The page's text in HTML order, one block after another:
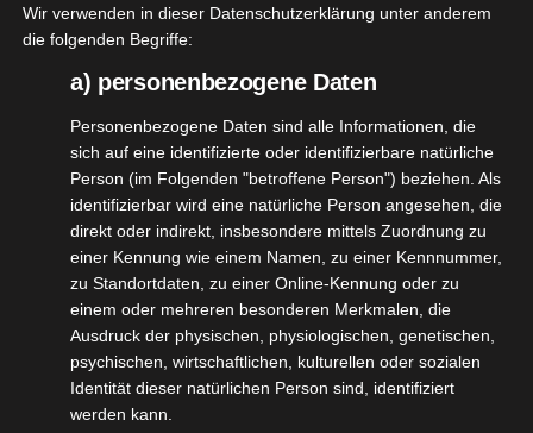
Rot
Zeelool Modell: Yadejah Schwarz-Rot
September 17, 2022 | Gesundheit,Lifestyle,
Produktvorstellungen
Weiterlesen
10
09, 2022
Wir verwenden in dieser Datenschutzerklärung unter anderem
die folgenden Begriffe:
a) personenbezogene Daten
Personenbezogene Daten sind alle Informationen, die
sich auf eine identifizierte oder identifizierbare natürliche
Person (im Folgenden "betroffene Person") beziehen. Als
identifizierbar wird eine natürliche Person angesehen, die
direkt oder indirekt, insbesondere mittels Zuordnung zu
einer Kennung wie einem Namen, zu einer Kennnummer,
zu Standortdaten, zu einer Online-Kennung oder zu
einem oder mehreren besonderen Merkmalen, die
Ausdruck der physischen, physiologischen, genetischen,
psychischen, wirtschaftlichen, kulturellen oder sozialen
Identität dieser natürlichen Person sind, identifiziert
werden kann.